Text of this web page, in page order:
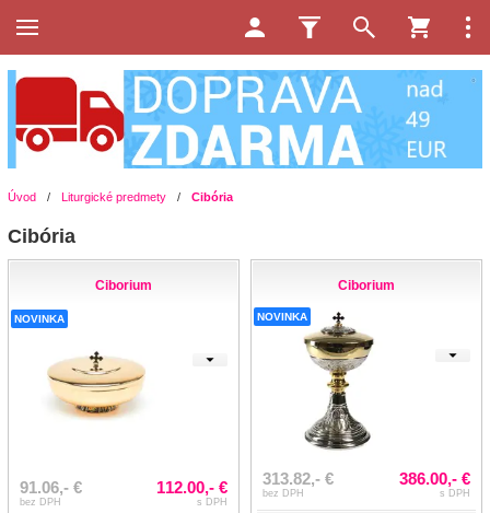
Úvod / Liturgické predmety / Cibória
Cibória
Ciborium
NOVINKA
91.06,- €
bez DPH
112.00,- €
s DPH
Ciborium
NOVINKA
313.82,- €
bez DPH
386.00,- €
s DPH